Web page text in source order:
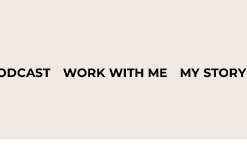
WORK WITH ME MY STORY